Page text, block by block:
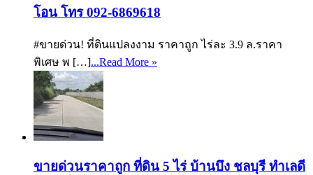
โอน โทร 092-6869618
#ขายด่วน! ที่ดินแปลงงาม ราคาถูก ไร่ละ 3.9 ล.ราคา
พิเศษ พ […]...Read More »
ขายด่วนราคาถูก ที่ดิน 5 ไร่ บ้านบึง ชลบุรี ทำเลดี